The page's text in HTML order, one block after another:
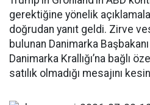
gerektiğine yönelik
doğrudan yanıt geldi. Zirve
bulunan Danimarka
Danimarka Krallığı’na bağlı
satılık olmadığı mesajını